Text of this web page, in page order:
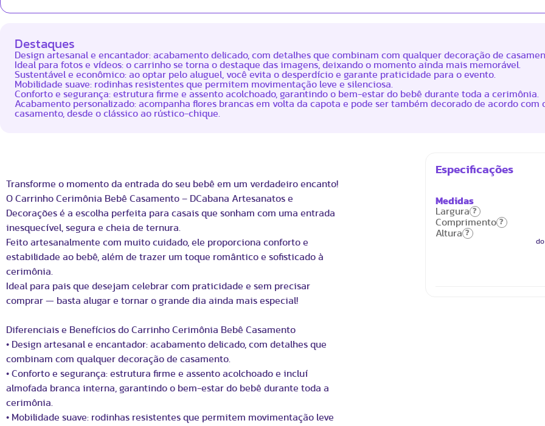
Destaques
Design artesanal e encantador: acabamento delicado, com detalhes que combinam com qualquer decoração de
Ideal para fotos e vídeos: o carrinho se torna o destaque das imagens, deixando o momento ainda mais memorável.
Sustentável e econômico: ao optar pelo aluguel, você evita o desperdício e garante praticidade para o evento.
Mobilidade suave: rodinhas resistentes que permitem movimentação leve e silenciosa.
Conforto e segurança: estrutura firme e assento acolchoado, garantindo o bem-estar do bebê durante toda a cerimônia.
Acabamento personalizado: acompanha flores brancas em volta da capota e pode ser também decorado de acordo com
casamento, desde o clássico ao rústico-chique.
Transforme o momento da entrada do seu bebê em um verdadeiro encanto!
O Carrinho Cerimônia Bebê Casamento – DCabana Artesanatos e
Decorações é a escolha perfeita para casais que sonham com uma entrada
inesquecível, segura e cheia de ternura.
Feito artesanalmente com muito cuidado, ele proporciona conforto e
estabilidade ao bebê, além de trazer um toque romântico e sofisticado à
cerimônia.
Ideal para pais que desejam celebrar com praticidade e sem precisar
comprar — basta alugar e tornar o grande dia ainda mais especial!
Diferenciais e Benefícios do Carrinho Cerimônia Bebê Casamento
• Design artesanal e encantador: acabamento delicado, com detalhes que
combinam com qualquer decoração de casamento.
• Conforto e segurança: estrutura firme e assento acolchoado e incluí
almofada branca interna, garantindo o bem-estar do bebê durante toda a
cerimônia.
• Mobilidade suave: rodinhas resistentes que permitem movimentação leve
Especificações
Medidas
Largura ?
Comprimento ?
Altura ?